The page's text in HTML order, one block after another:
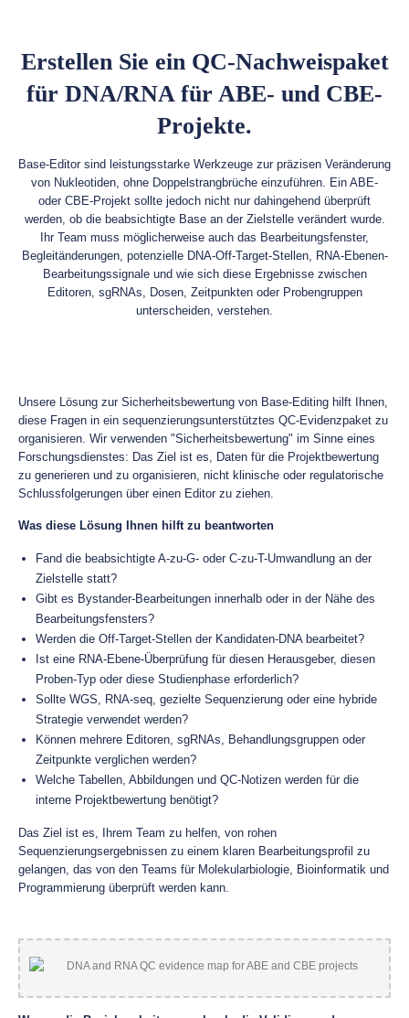
Erstellen Sie ein QC-Nachweispaket
für DNA/RNA für ABE- und CBE-
Projekte.
Base-Editor sind leistungsstarke Werkzeuge zur präzisen Veränderung
von Nukleotiden, ohne Doppelstrangbrüche einzuführen. Ein ABE-
oder CBE-Projekt sollte jedoch nicht nur dahingehend überprüft
werden, ob die beabsichtigte Base an der Zielstelle verändert wurde.
Ihr Team muss möglicherweise auch das Bearbeitungsfenster,
Begleitänderungen, potenzielle DNA-Off-Target-Stellen, RNA-Ebenen-
Bearbeitungssignale und wie sich diese Ergebnisse zwischen
Editoren, sgRNAs, Dosen, Zeitpunkten oder Probengruppen
unterscheiden, verstehen.
Unsere Lösung zur Sicherheitsbewertung von Base-Editing hilft Ihnen,
diese Fragen in ein sequenzierungsunterstütztes QC-Evidenzpaket zu
organisieren. Wir verwenden "Sicherheitsbewertung" im Sinne eines
Forschungsdienstes: Das Ziel ist es, Daten für die Projektbewertung
zu generieren und zu organisieren, nicht klinische oder regulatorische
Schlussfolgerungen über einen Editor zu ziehen.
Was diese Lösung Ihnen hilft zu beantworten
Fand die beabsichtigte A-zu-G- oder C-zu-T-Umwandlung an der
Zielstelle statt?
Gibt es Bystander-Bearbeitungen innerhalb oder in der Nähe des
Bearbeitungsfensters?
Werden die Off-Target-Stellen der Kandidaten-DNA bearbeitet?
Ist eine RNA-Ebene-Überprüfung für diesen Herausgeber, diesen
Proben-Typ oder diese Studienphase erforderlich?
Sollte WGS, RNA-seq, gezielte Sequenzierung oder eine hybride
Strategie verwendet werden?
Können mehrere Editoren, sgRNAs, Behandlungsgruppen oder
Zeitpunkte verglichen werden?
Welche Tabellen, Abbildungen und QC-Notizen werden für die
interne Projektbewertung benötigt?
Das Ziel ist es, Ihrem Team zu helfen, von rohen
Sequenzierungsergebnissen zu einem klaren Bearbeitungsprofil zu
gelangen, das von den Teams für Molekularbiologie, Bioinformatik und
Programmierung überprüft werden kann.